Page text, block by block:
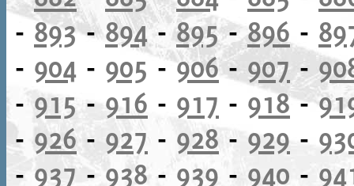
- 893-894-895-896 -
- 904 - 905 -906- 907-
-915 - 916 - 917 - 918-
-926- 927 - 928- 929 -
- 937-938 - 939 - 940 -